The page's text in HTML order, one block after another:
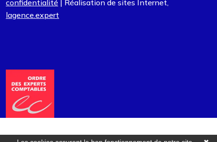
confidentialité | Réalisation de sites Internet,
lagence.expert